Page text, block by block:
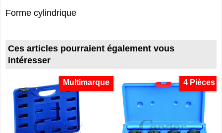
Forme cylindrique
Ces articles pourraient également vous
intéresser
Multimarque 4 Pièces